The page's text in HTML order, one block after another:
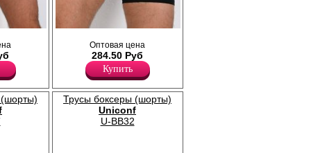
эластичного хлопка, удлиненная ножка,
прилегающий силуэт, профилированный
гульфик, внешняя жаккардовая резинка.
Хлопок 95%
Эластан 5%
Оптовая цена
284.50 Руб
Купить
Трусы боксеры (шорты)
Uniconf
U-BB32